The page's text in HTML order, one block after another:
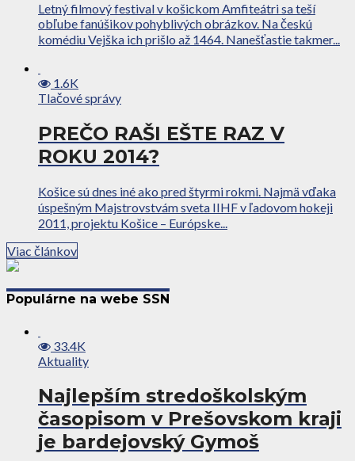
Letný filmový festival v košickom Amfiteátri sa teší
obľube fanúšikov pohyblivých obrázkov. Na českú
komédiu Vejška ich prišlo až 1464. Nanešťastie takmer...
1.6K
Tlačové správy
PREČO RAŠI EŠTE RAZ V
ROKU 2014?
Košice sú dnes iné ako pred štyrmi rokmi. Najmä vďaka
úspešným Majstrovstvám sveta IIHF v ľadovom hokeji
2011, projektu Košice – Európske...
Viac článkov
Populárne na webe SSN
33.4K
Aktuality
Najlepším stredoškolským
časopisom v Prešovskom kraji
je bardejovský Gymoš